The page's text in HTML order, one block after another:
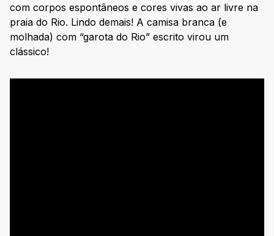
com corpos espontâneos e cores vivas ao ar livre na
praia do Rio. Lindo demais! A camisa branca (e
molhada) com “garota do Rio” escrito virou um
clássico!